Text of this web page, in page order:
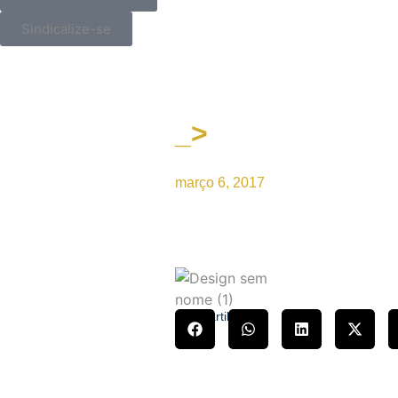
Sindicalize-se
_>
março 6, 2017
Compartilhe!